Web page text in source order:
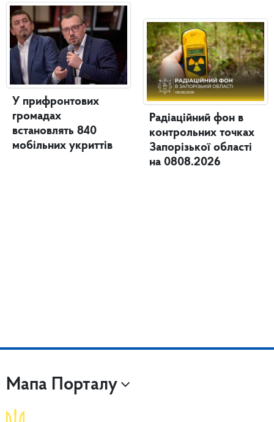
У прифронтових
громадах
встановлять 840
мобільних укриттів
Радіаційний фон в
контрольних точках
Запорізької області
на 0808.2026
Мапа Порталу